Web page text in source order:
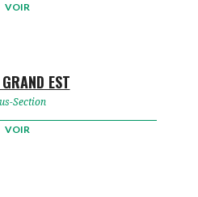
VOIR
EST
Section
VOIR